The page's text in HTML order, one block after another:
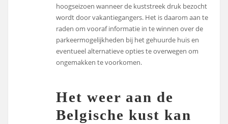
hoogseizoen wanneer de kuststreek druk bezocht
wordt door vakantiegangers. Het is daarom aan te
raden om vooraf informatie in te winnen over de
parkeermogelijkheden bij het gehuurde huis en
eventueel alternatieve opties te overwegen om
ongemakken te voorkomen.
Het weer aan de
Belgische kust kan